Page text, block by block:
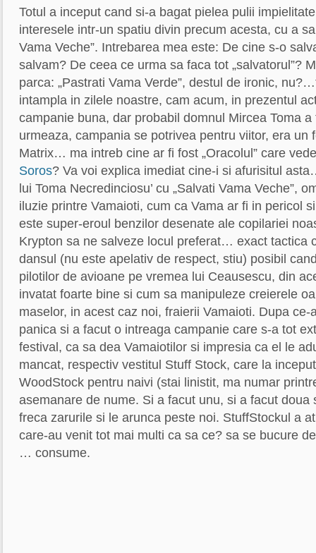
Totul a inceput cand si-a bagat pielea pulii
interesele intr-un spatiu divin precum acesta, cu a
Vama Veche”. Intrebarea mea este: De cine s-o
salvam? De ceea ce urma sa faca tot „salvatorul”?
parca: „Pastrati Vama Verde”, destul de ironic,
intampla in zilele noastre, cam acum, in prezentul
campanie buna, dar probabil domnul Mircea Toma
urmeaza, campania se potrivea pentru viitor, era un
Matrix… ma intreb cine ar fi fost „Oracolul” care
Soros? Va voi explica imediat cine-i si afurisitul
lui Toma Necredinciosu’ cu „Salvati Vama Veche”,
iluzie printre Vamaioti, cum ca Vama ar fi in pericol
este super-eroul benzilor desenate ale copilariei
Krypton sa ne salveze locul preferat… exact tactica
dansul (nu este apelativ de respect, stiu) posibil
pilotilor de avioane pe vremea lui Ceausescu, din
invatat foarte bine si cum sa manipuleze creierele
maselor, in acest caz noi, fraierii Vamaioti. Dupa ce-
panica si a facut o intreaga campanie care s-a tot
festival, ca sa dea Vamaiotilor si impresia ca el le
mancat, respectiv vestitul Stuff Stock, care la
WoodStock pentru naivi (stai linistit, ma numar
asemanare de nume. Si a facut unu, si a facut doua
freca zarurile si le arunca peste noi. StuffStockul a
care-au venit tot mai multi ca sa ce? sa se bucure
… consume.